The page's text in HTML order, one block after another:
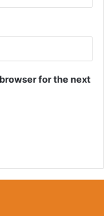
for the next